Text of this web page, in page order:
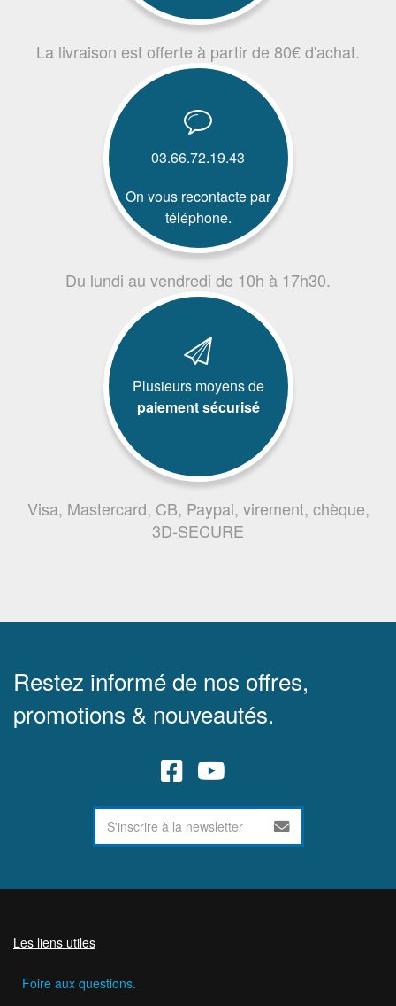
La livraison est offerte à partir de 80€ d'achat.
03.66.72.19.43
On vous recontacte par
téléphone.
Du lundi au vendredi de 10h à 17h30.
Plusieurs moyens de
paiement sécurisé
Visa, Mastercard, CB, Paypal, virement, chèque,
3D-SECURE
Restez informé de nos offres,
promotions & nouveautés.
Les liens utiles
Foire aux questions.